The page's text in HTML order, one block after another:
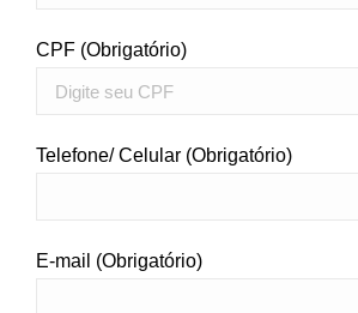
CPF (Obrigatório)
Telefone/ Celular (Obrigatório)
E-mail (Obrigatório)